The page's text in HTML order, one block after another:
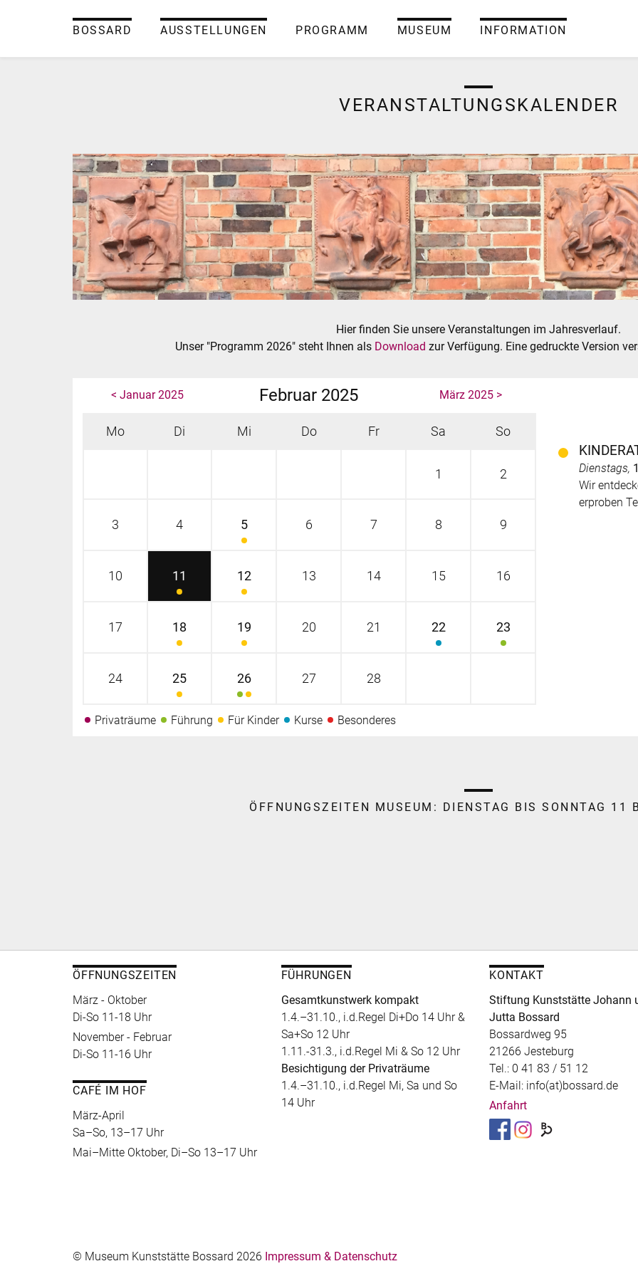
BOSSARD AUSSTELLUNGEN PROGRAMM MUSEUM INFORMATION
VERANSTALTUNGSKALENDER
Hier finden Sie unsere Veranstaltungen im Jahresverlauf.
Unser "Programm 2026" steht Ihnen als Download zur Verfügung. Eine gedruckte Version
< Januar 2025 Februar 2025 März 2025 >
Mo Di Mi Do Fr Sa So
1 2
3 4 5 6 7 8 9
10 11 12 13 14 15 16
17 18 19 20 21 22 23
24 25 26 27 28
Privaträume Führung Für Kinder Kurse Besonderes
Dienstags,
Wir
erproben
ÖFFNUNGSZEITEN MUSEUM: DIENSTAG BIS SONNTAG 11
ÖFFNUNGSZEITEN
März - Oktober
Di-So 11-18 Uhr
November - Februar
Di-So 11-16 Uhr
CAFÉ IM HOF
März-April
Sa–So, 13–17 Uhr
Mai–Mitte Oktober, Di–So 13–17 Uhr
FÜHRUNGEN
Gesamtkunstwerk kompakt
1.4.–31.10., i.d.Regel Di+Do 14 Uhr &
Sa+So 12 Uhr
1.11.-31.3., i.d.Regel Mi & So 12 Uhr
Besichtigung der Privaträume
1.4.–31.10., i.d.Regel Mi, Sa und So
14 Uhr
KONTAKT
Stiftung Kunststätte Johann
Jutta Bossard
Bossardweg 95
21266 Jesteburg
Tel.: 0 41 83 / 51 12
E-Mail: info(at)bossard.de
Anfahrt
© Museum Kunststätte Bossard 2026 Impressum & Datenschutz